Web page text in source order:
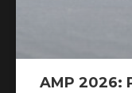
AMP 2026: